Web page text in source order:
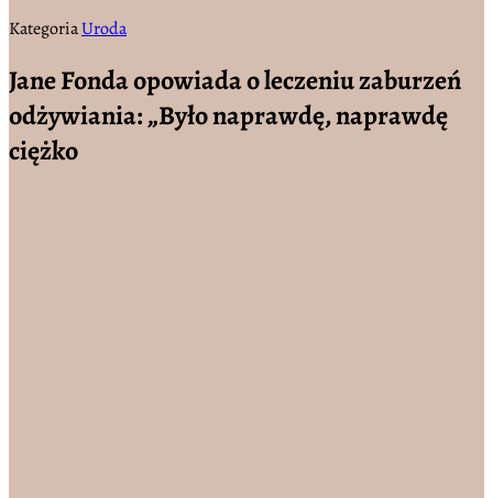
KategoriaUroda
Jane Fonda opowiada o leczeniu zaburzeń
odżywiania: „Było naprawdę, naprawdę
ciężko